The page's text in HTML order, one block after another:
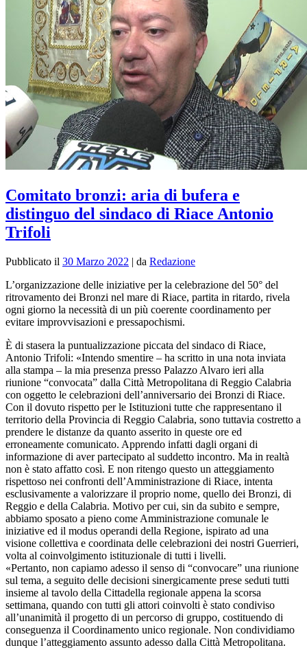
Comitato bronzi: aria di bufera e
distinguo del sindaco di Riace Antonio
Trifoli
Pubblicato il 30 Marzo 2022 | da Redazione
L’organizzazione delle iniziative per la celebrazione del 50° del
ritrovamento dei Bronzi nel mare di Riace, partita in ritardo, rivela
ogni giorno la necessità di un più coerente coordinamento per
evitare improvvisazioni e pressapochismi.
È di stasera la puntualizzazione piccata del sindaco di Riace,
Antonio Trifoli: «Intendo smentire – ha scritto in una nota inviata
alla stampa – la mia presenza presso Palazzo Alvaro ieri alla
riunione “convocata” dalla Città Metropolitana di Reggio Calabria
con oggetto le celebrazioni dell’anniversario dei Bronzi di Riace.
Con il dovuto rispetto per le Istituzioni tutte che rappresentano il
territorio della Provincia di Reggio Calabria, sono tuttavia costretto a
prendere le distanze da quanto asserito in queste ore ed
erroneamente comunicato. Apprendo infatti dagli organi di
informazione di aver partecipato al suddetto incontro. Ma in realtà
non è stato affatto così. E non ritengo questo un atteggiamento
rispettoso nei confronti dell’Amministrazione di Riace, intenta
esclusivamente a valorizzare il proprio nome, quello dei Bronzi, di
Reggio e della Calabria. Motivo per cui, sin da subito e sempre,
abbiamo sposato a pieno come Amministrazione comunale le
iniziative ed il modus operandi della Regione, ispirato ad una
visione collettiva e coordinata delle celebrazioni dei nostri Guerrieri,
volta al coinvolgimento istituzionale di tutti i livelli.
«Pertanto, non capiamo adesso il senso di “convocare” una riunione
sul tema, a seguito delle decisioni sinergicamente prese seduti tutti
insieme al tavolo della Cittadella regionale appena la scorsa
settimana, quando con tutti gli attori coinvolti è stato condiviso
all’unanimità il progetto di un percorso di gruppo, costituendo di
conseguenza il Coordinamento unico regionale. Non condividiamo
dunque l’atteggiamento assunto adesso dalla Città Metropolitana.